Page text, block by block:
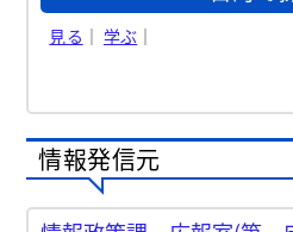
見る ｜ 学ぶ ｜
情報発信元